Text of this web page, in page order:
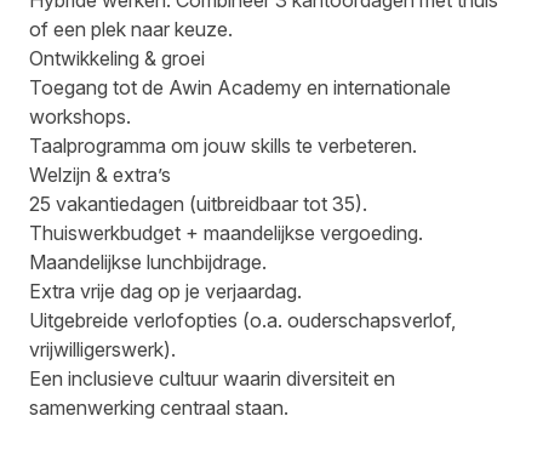
of een plek naar keuze.
Ontwikkeling & groei
Toegang tot de Awin Academy en internationale
workshops.
Taalprogramma om jouw skills te verbeteren.
Welzijn & extra’s
25 vakantiedagen (uitbreidbaar tot 35).
Thuiswerkbudget + maandelijkse vergoeding.
Maandelijkse lunchbijdrage.
Extra vrije dag op je verjaardag.
Uitgebreide verlofopties (o.a. ouderschapsverlof,
vrijwilligerswerk).
Een inclusieve cultuur waarin diversiteit en
samenwerking centraal staan.